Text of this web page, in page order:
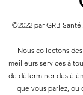
©2022 par GRB
Nous collectons
meilleurs services à
de déterminer des
que vous parlez, ou